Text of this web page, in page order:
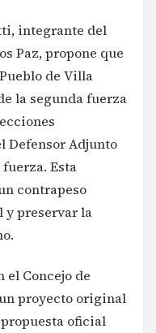
integrante del
Paz, propone que
de Villa
la segunda fuerza
Defensor Adjunto
Esta
contrapeso
preservar la
el Concejo de
proyecto original
propuesta oficial